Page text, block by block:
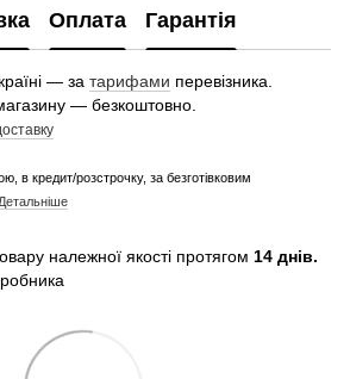
Оплата Гарантія
— за тарифами перевізника.
— безкоштовно.
в кредит/розстрочку, за безготівковим
Детальніше
належної якості протягом 14 днів.